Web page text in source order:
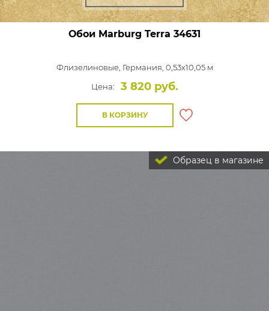
Обои Marburg Terra 34631
Флизелиновые, Германия, 0,53x10,05 м
Цена:
3 820 руб.
В КОРЗИНУ
Образец в магазине